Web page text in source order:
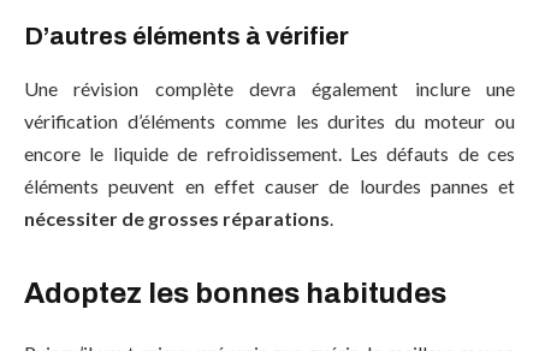
D’autres éléments à vérifier
Une révision complète devra également inclure une
vérification d’éléments comme les durites du moteur ou
encore le liquide de refroidissement. Les défauts de ces
éléments peuvent en effet causer de lourdes pannes et
nécessiter de grosses réparations.
Adoptez les bonnes habitudes